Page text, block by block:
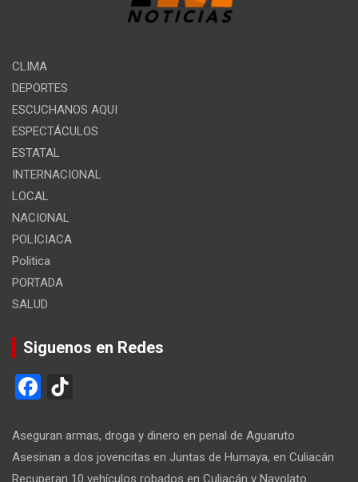
CLIMA
DEPORTES
ESCUCHANOS AQUI
ESPECTÁCULOS
ESTATAL
INTERNACIONAL
LOCAL
NACIONAL
POLICIACA
Politica
PORTADA
SALUD
Siguenos en Redes
F
ce
b
T
o
Aseguran armas, droga y dinero en penal de Aguaruto
Asesinan a dos jovencitas en Juntas de Humaya, en Culiacán
Recuperan 10 vehículos robados en Culiacán y Navolato